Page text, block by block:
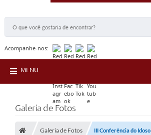
Acompanhe-nos:
MENU
Galeria de Fotos
Galeria de Fotos III Conferência do Idoso